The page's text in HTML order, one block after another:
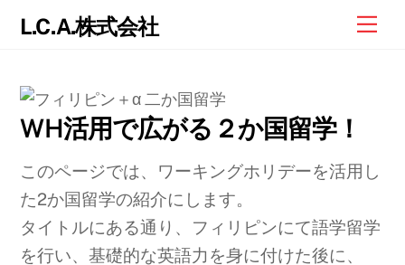
L.C.A.株式会社
WH活用で広がる２か国留学！
このページでは、ワーキングホリデーを活用し
た2か国留学の紹介にします。
タイトルにある通り、フィリピンにて語学留学
を行い、基礎的な英語力を身に付けた後に、